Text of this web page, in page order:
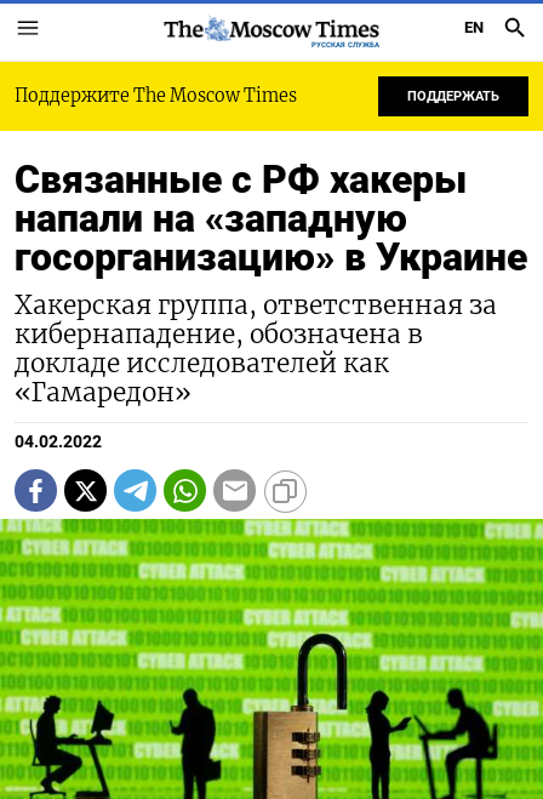
РУССКАЯ СЛУЖБА
EN
Поддержите The Moscow Times ПОДДЕРЖАТЬ
Связанные с РФ хакеры
напали на «западную
госорганизацию» в Украине
Хакерская группа, ответственная за
кибернападение, обозначена в
докладе исследователей как
«Гамаредон»
04.02.2022